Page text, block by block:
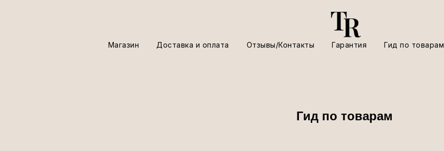
Магазин Доставка и оплата Отзывы/Контакты Гарантия Гид по товарам
Гид по товарам